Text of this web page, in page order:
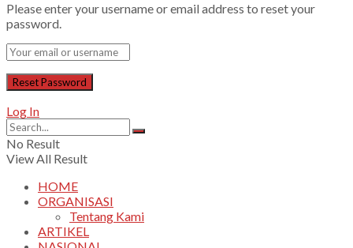
Please enter your username or email address to reset your
password.
Log In
No Result
View All Result
HOME
ORGANISASI
Tentang Kami
ARTIKEL